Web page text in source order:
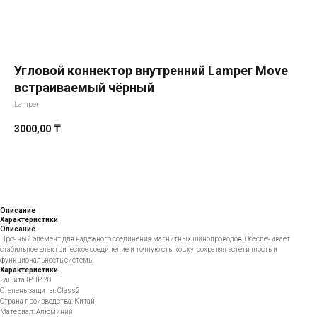
Угловой коннектор внутренний Lamper Move
встраиваемый чёрный
Lamper
3000,00 ₸
Описание
Характеристики
Описание
Прочный элемент для надежного соединения магнитных шинопроводов. Обеспечивает
стабильное электрическое соединение и точную стыковку, сохраняя эстетичность и
функциональность системы
Характеристики
Защита IP: IP 20
Степень защиты: Class2
Страна производства: Китай
Материал: Алюминий